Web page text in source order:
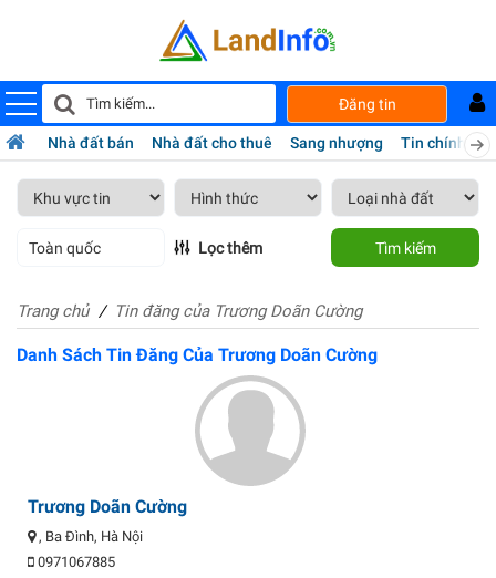
Đăng tin
Nhà đất bán Nhà đất cho thuê Sang nhượng Tin chính chủ
Toàn quốc Lọc thêm Tìm kiếm
Trang chủ Tin đăng của Trương Doãn Cường
Danh Sách Tin Đăng Của Trương Doãn Cường
Trương Doãn Cường
, Ba Đình, Hà Nội
0971067885